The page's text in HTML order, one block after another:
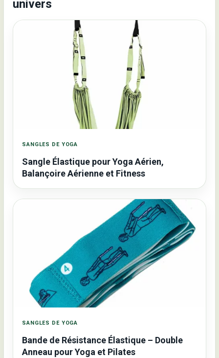
univers
SANGLES DE YOGA
Sangle Élastique pour Yoga Aérien,
Balançoire Aérienne et Fitness
SANGLES DE YOGA
Bande de Résistance Élastique – Double
Anneau pour Yoga et Pilates